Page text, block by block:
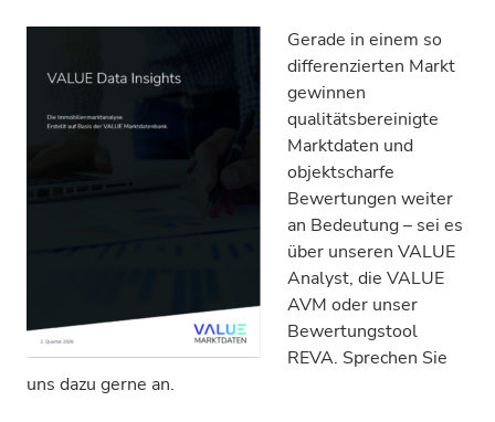
Gerade in einem so
differenzierten Markt
gewinnen
qualitätsbereinigte
Marktdaten und
objektscharfe
Bewertungen weiter
an Bedeutung – sei es
über unseren VALUE
Analyst, die VALUE
AVM oder unser
Bewertungstool
REVA. Sprechen Sie
uns dazu gerne an.